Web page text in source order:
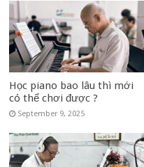
Học piano bao lâu thì mới
có thể chơi được ?
September 9, 2025